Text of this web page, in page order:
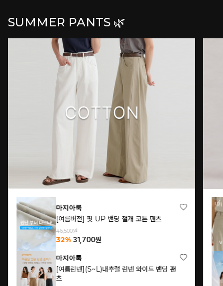
SUMMER PANTS 🌿
마지아룩
[여름버전] 핏 UP 밴딩 절개 코튼 팬츠
46,500원
32% 31,700원
마지아룩
[여름린넨](S~L)내추럴 린넨 와이드 밴딩 팬
츠